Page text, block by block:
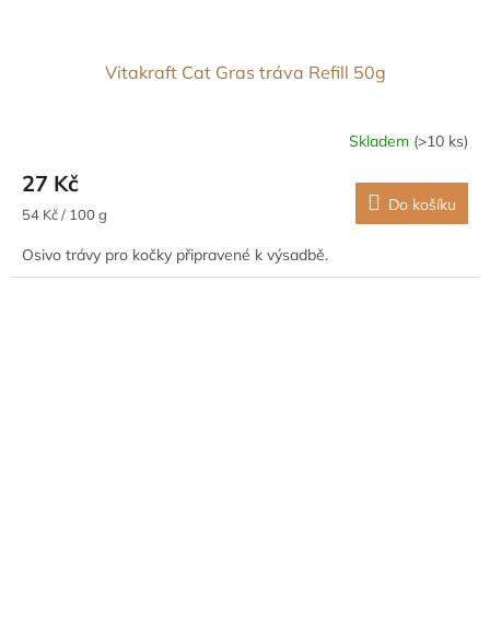
Vitakraft Cat Gras tráva Refill 50g
Skladem (>10 ks)
27 Kč
Měrná
54 Kč / 100 g Do košíku
Osivo trávy pro kočky připravené k výsadbě.